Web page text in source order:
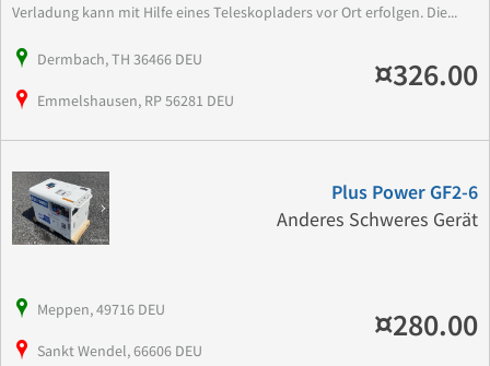
Verladung kann mit Hilfe eines Teleskopladers vor Ort erfolgen. Die...
Dermbach, TH 36466 DEU
Emmelshausen, RP 56281 DEU
¤326.00
Plus Power GF2-6
Anderes Schweres Gerät
Meppen, 49716 DEU
Sankt Wendel, 66606 DEU
¤280.00